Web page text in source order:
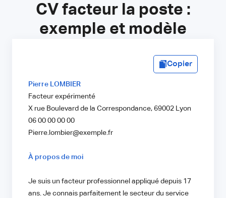
CV facteur la poste :
exemple et modèle
Copier
Pierre LOMBIER
Facteur expérimenté
X rue Boulevard de la Correspondance, 69002 Lyon
06 00 00 00 00
Pierre.lombier@exemple.fr
À propos de moi
Je suis un facteur professionnel appliqué depuis 17
ans. Je connais parfaitement le secteur du service